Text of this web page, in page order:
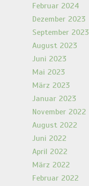
Februar 2024
Dezember 2023
September 2023
August 2023
Juni 2023
Mai 2023
März 2023
Januar 2023
November 2022
August 2022
Juni 2022
April 2022
März 2022
Februar 2022